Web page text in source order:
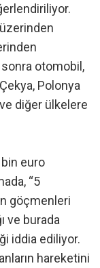
üzerinden
sonra otomobil,
Polonya
diğer ülkelere
bin euro
“5
göçmenleri
ve burada
iddia ediliyor.
hareketini